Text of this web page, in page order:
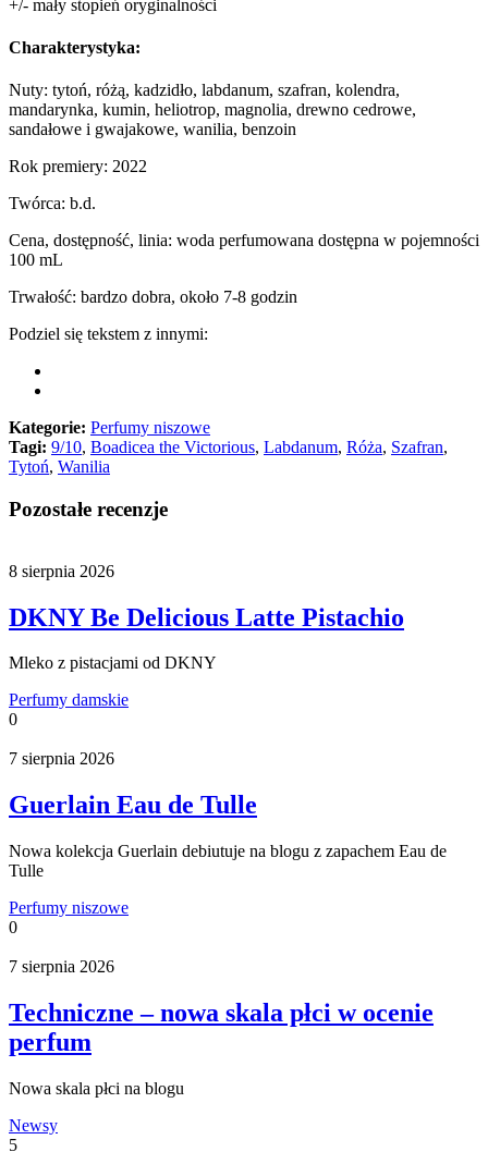
+/- mały stopień oryginalności
Charakterystyka:
Nuty: tytoń, różą, kadzidło, labdanum, szafran, kolendra,
mandarynka, kumin, heliotrop, magnolia, drewno cedrowe,
sandałowe i gwajakowe, wanilia, benzoin
Rok premiery: 2022
Twórca: b.d.
Cena, dostępność, linia: woda perfumowana dostępna w pojemności
100 mL
Trwałość: bardzo dobra, około 7-8 godzin
Podziel się tekstem z innymi:
Kategorie: Perfumy niszowe
Tagi: 9/10, Boadicea the Victorious, Labdanum, Róża, Szafran,
Tytoń, Wanilia
Pozostałe recenzje
8 sierpnia 2026
DKNY Be Delicious Latte Pistachio
Mleko z pistacjami od DKNY
Perfumy damskie
0
7 sierpnia 2026
Guerlain Eau de Tulle
Nowa kolekcja Guerlain debiutuje na blogu z zapachem Eau de
Tulle
Perfumy niszowe
0
7 sierpnia 2026
Techniczne – nowa skala płci w ocenie
perfum
Nowa skala płci na blogu
Newsy
5